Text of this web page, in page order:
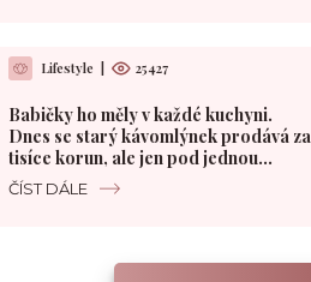
Lifestyle 25427
Babičky ho měly v každé kuchyni.
Dnes se starý kávomlýnek prodává za
tisíce korun, ale jen pod jednou
podmínkou
ČÍST DÁLE